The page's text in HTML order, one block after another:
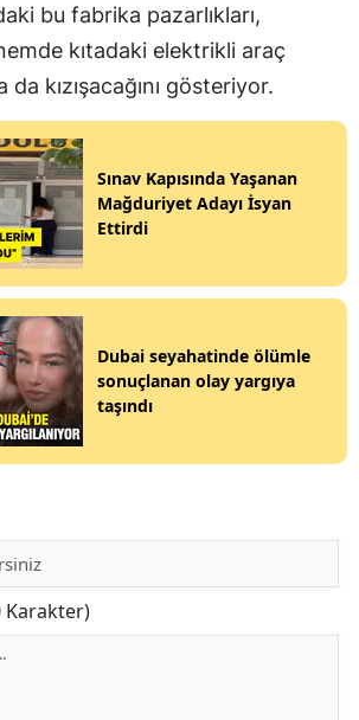
bu fabrika pazarlıkları,
kıtadaki elektrikli araç
kızışacağını gösteriyor.
Sınav Kapısında Yaşanan
Mağduriyet Adayı İsyan
Ettirdi
Dubai seyahatinde ölümle
sonuçlanan olay yargıya
taşındı
Karakter)